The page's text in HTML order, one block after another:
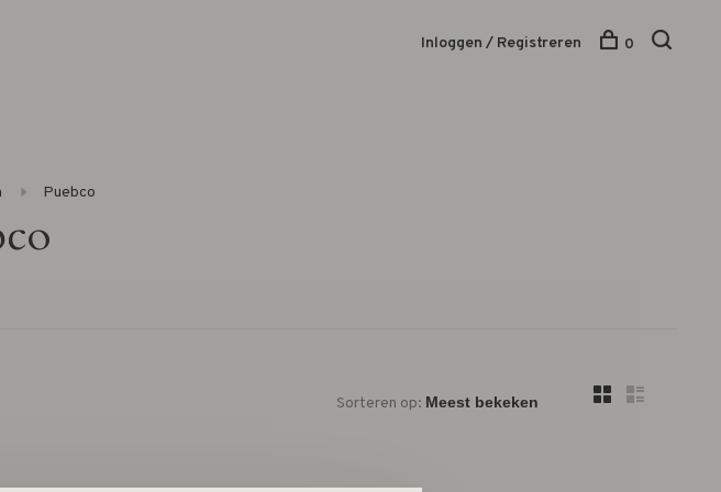
Inloggen / Registreren 0
Puebco
Sorteren op: